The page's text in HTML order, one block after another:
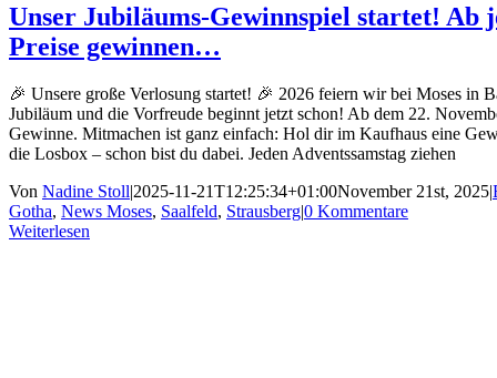
Unser Jubiläums-Gewinnspiel startet! Ab
Preise gewinnen…
🎉 Unsere große Verlosung startet! 🎉 2026 feiern wir bei Moses in
Jubiläum und die Vorfreude beginnt jetzt schon! Ab dem 22.
Gewinne. Mitmachen ist ganz einfach: Hol dir im Kaufhaus eine
die Losbox – schon bist du dabei. Jeden Adventssamstag ziehen
Von Nadine Stoll|2025-11-21T12:25:34+01:00November 21st, 2025|
Gotha, News Moses, Saalfeld, Strausberg|0 Kommentare
Weiterlesen